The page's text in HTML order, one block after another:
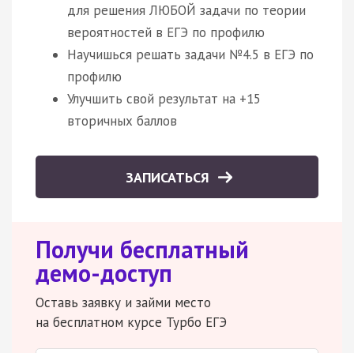
для решения ЛЮБОЙ задачи по теории
вероятностей в ЕГЭ по профилю
Научишься решать задачи №4.5 в ЕГЭ по
профилю
Улучшить свой результат на +15
вторичных баллов
ЗАПИСАТЬСЯ
Получи бесплатный
демо-доступ
Оставь заявку и займи место
на бесплатном курсе Турбо ЕГЭ